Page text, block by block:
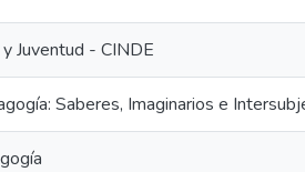
Juventud - CINDE
Saberes, Imaginarios e